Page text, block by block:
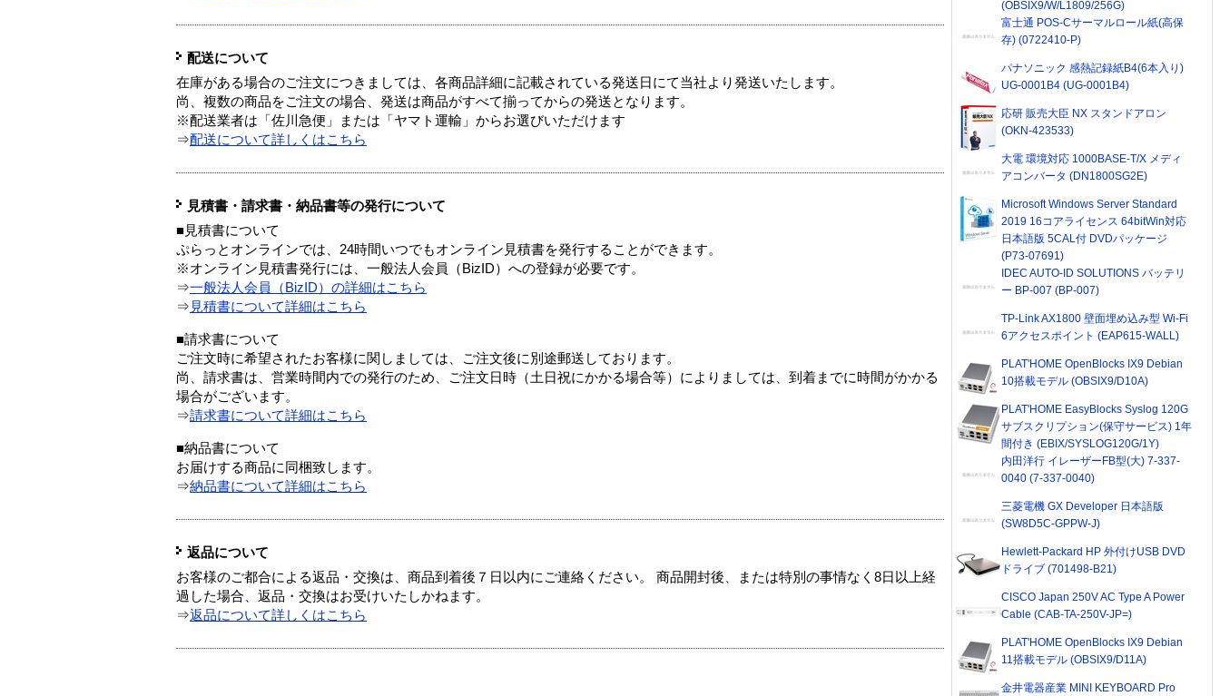
配送について
在庫がある場合のご注文につきましては、各商品詳細に記載されている発送日にて当社より発送いたします。
尚、複数の商品をご注文の場合、発送は商品がすべて揃ってからの発送となります。
※配送業者は「佐川急便」または「ヤマト運輸」からお選びいただけます
⇒配送について詳しくはこちら
見積書・請求書・納品書等の発行について
■見積書について
ぷらっとオンラインでは、24時間いつでもオンライン見積書を発行することができます。
※オンライン見積書発行には、一般法人会員（BizID）への登録が必要です。
⇒一般法人会員（BizID）の詳細はこちら
⇒ 見積書について詳細はこちら
■請求書について
ご注文時に希望されたお客様に関しましては、ご注文後に別途郵送しております。
尚、請求書は、営業時間内での発行のため、ご注文日時（土日祝にかかる場合等）によりましては、到着までに時間がかかる
場合がございます。
⇒請求書について詳細はこちら
■納品書について
お届けする商品に同梱致します。
⇒納品書について詳細はこちら
返品について
お客様のご都合による返品・交換は、商品到着後７日以内にご連絡ください。 商品開封後、または特別の事情なく8日以上経
過した場合、返品・交換はお受けいたしかねます。
⇒返品について詳しくはこちら
(OBSIX9/W/L1809/256G)
富士通 POS-Cサーマルロール紙(高保
存) (0722410-P)
パナソニック 感熱記録紙B4(6本入り)
UG-0001B4 (UG-0001B4)
応研 販売大臣 NX スタンドアロン
(OKN-423533)
大電 環境対応 1000BASE-T/X メディ
アコンバータ (DN1800SG2E)
Microsoft Windows Server Standard
2019 16コアライセンス 64bitWin対応
日本語版 5CAL付 DVDパッケージ
(P73-07691)
IDEC AUTO-ID SOLUTIONS バッテリ
ー BP-007 (BP-007)
TP-Link AX1800 壁面埋め込み型 Wi-Fi
6アクセスポイント (EAP615-WALL)
PLAT'HOME OpenBlocks IX9 Debian
10搭載モデル (OBSIX9/D10A)
PLAT'HOME EasyBlocks Syslog 120G
サブスクリプション(保守サービス) 1年
間付き (EBIX/SYSLOG120G/1Y)
内田洋行 イレーザーFB型(大) 7-337-
0040 (7-337-0040)
三菱電機 GX Developer 日本語版
(SW8D5C-GPPW-J)
Hewlett-Packard HP 外付けUSB DVD
ドライブ (701498-B21)
CISCO Japan 250V AC Type A Power
Cable (CAB-TA-250V-JP=)
PLAT'HOME OpenBlocks IX9 Debian
11搭載モデル (OBSIX9/D11A)
金井電器産業 MINI KEYBOARD Pro